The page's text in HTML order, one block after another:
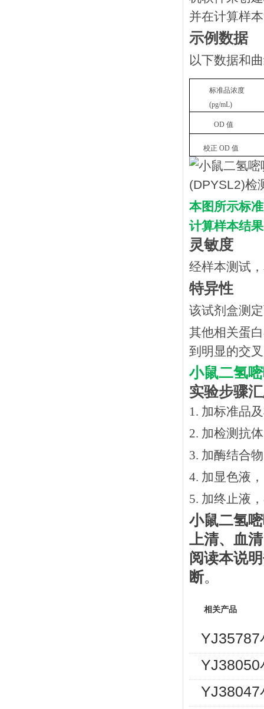
并在计算样
示例数据
以下数据和
标准品浓度
(pg/mL)
OD 值
校正 OD 值
本图所示标
计算样本结果
灵敏度
经样本测试
特异性
该试剂盒测
其他相关蛋
到明显的交
小鼠二氢
实验步骤
1. 加标准品
2. 加检测抗
3. 加酶结合
4. 加显色液
5. 加终止液
小鼠二氢
上清、血
阅读本说
断。
相关产品
YJ35787
YJ38050
YJ38047